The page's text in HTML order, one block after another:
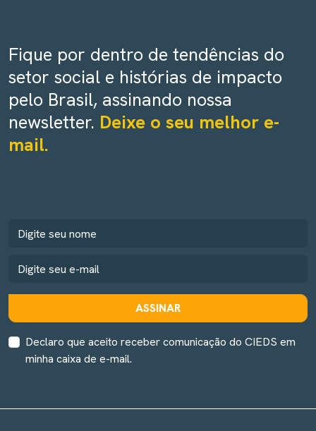
Fique por dentro de tendências do
setor social e histórias de impacto
pelo Brasil, assinando nossa
newsletter. Deixe o seu melhor e-
mail.
ASSINAR
Declaro que aceito receber comunicação do CIEDS em
minha caixa de e-mail.